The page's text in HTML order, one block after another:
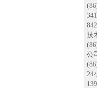
技
公
24